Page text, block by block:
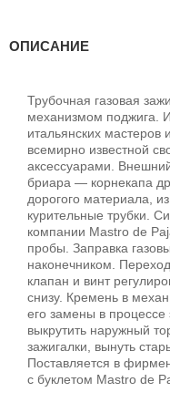
ОПИСАНИЕ
Трубочная газовая
механизмом поджига.
итальянских мастеров
всемирно известной
аксессуарами.
бриара — корнекапа
дорогого материала,
курительные трубки.
компании Mastro de
пробы. Заправка
наконечником.
клапан и винт
снизу. Кремень в
его замены в
выкрутить наружный
зажигалки, вынуть
Поставляется в
с буклетом Mastro de